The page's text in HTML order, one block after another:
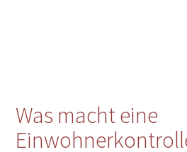
Was macht eine